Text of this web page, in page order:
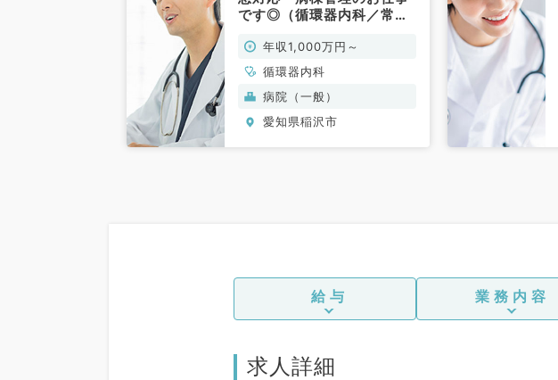
です◎（循環器内科／常
年収1,000万円～
循環器内科
病院（一般）
愛知県稲沢市
給与 業務内容
求人詳細